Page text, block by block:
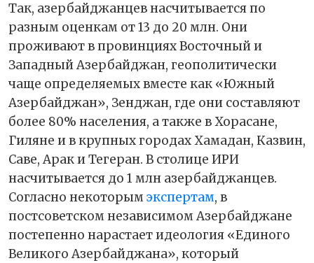
Так, азербайджанцев насчитывается по
разным оценкам от 13 до 20 млн. Они
проживают в провинциях Восточный и
Западный Азербайджан, геополитически
чаще определяемых вместе как «Южный
Азербайджан», Зенджан, где они составляют
более 80% населения, а также в Хорасане,
Гиляне и в крупных городах Хамадан, Казвин,
Саве, Арак и Тегеран. В столице ИРИ
насчитывается до 1 млн азербайджанцев.
Согласно некоторымэкспертам, в
постсоветском независимом Азербайджане
постепенно нарастает идеология «Единого
Великого Азербайджана», который